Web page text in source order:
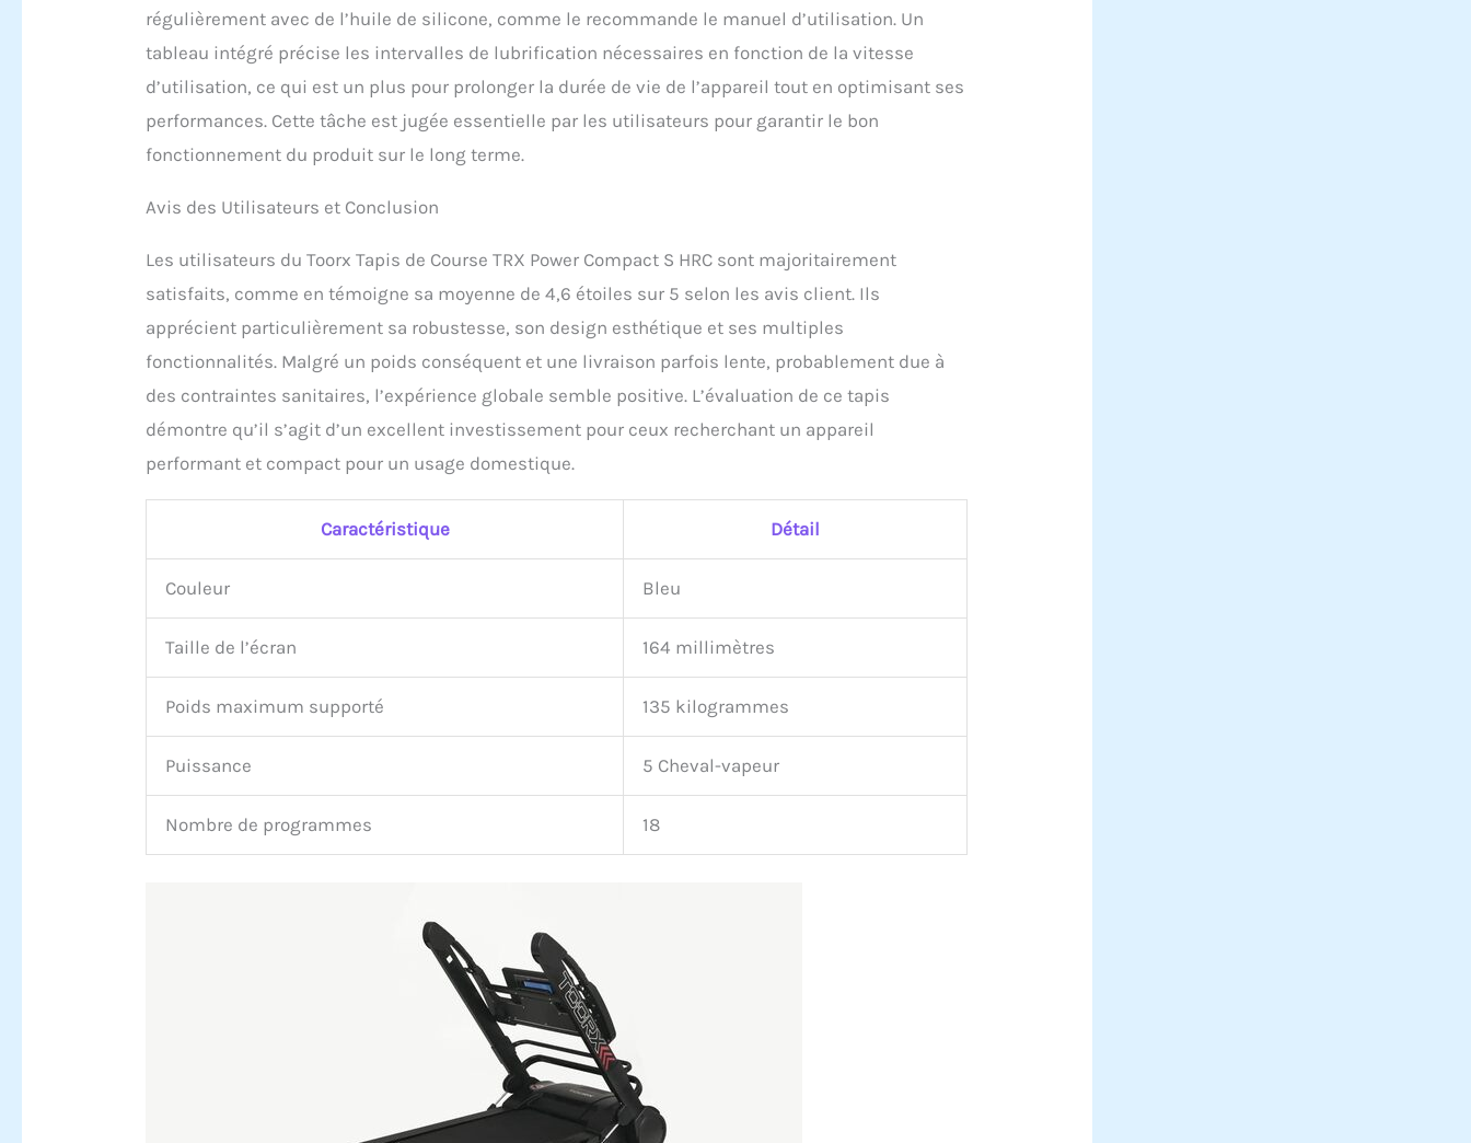
régulièrement avec de l’huile de silicone, comme le recommande le manuel d’utilisation. Un
tableau intégré précise les intervalles de lubrification nécessaires en fonction de la vitesse
d’utilisation, ce qui est un plus pour prolonger la durée de vie de l’appareil tout en optimisant ses
performances. Cette tâche est jugée essentielle par les utilisateurs pour garantir le bon
fonctionnement du produit sur le long terme.
Avis des Utilisateurs et Conclusion
Les utilisateurs du Toorx Tapis de Course TRX Power Compact S HRC sont majoritairement
satisfaits, comme en témoigne sa moyenne de 4,6 étoiles sur 5 selon les avis client. Ils
apprécient particulièrement sa robustesse, son design esthétique et ses multiples
fonctionnalités. Malgré un poids conséquent et une livraison parfois lente, probablement due à
des contraintes sanitaires, l’expérience globale semble positive. L’évaluation de ce tapis
démontre qu’il s’agit d’un excellent investissement pour ceux recherchant un appareil
performant et compact pour un usage domestique.
Caractéristique Détail
Couleur Bleu
Taille de l’écran 164 millimètres
Poids maximum supporté 135 kilogrammes
Puissance 5 Cheval-vapeur
Nombre de programmes 18